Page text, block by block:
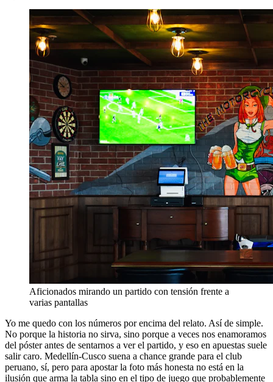
Aficionados mirando un partido con tensión frente a
varias pantallas
Yo me quedo con los números por encima del relato. Así de simple.
No porque la historia no sirva, sino porque a veces nos enamoramos
del póster antes de sentarnos a ver el partido, y eso en apuestas suele
salir caro. Medellín-Cusco suena a chance grande para el club
peruano, sí, pero para apostar la foto más honesta no está en la
ilusión que arma la tabla sino en el tipo de juego que probablemente